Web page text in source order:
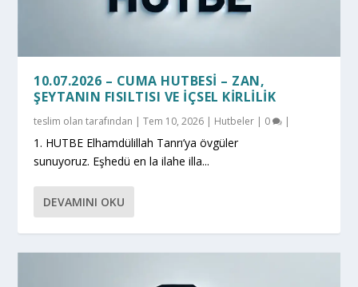
10.07.2026 – CUMA HUTBESI – ZAN,
ŞEYTANIN FISILTISI VE İÇSEL KİRLİLİK
teslim olan tarafından |Tem 10, 2026 | Hutbeler | 0 |
1. HUTBE Elhamdülillah Tanrı’ya övgüler
sunuyoruz. Eşhedü en la ilahe illa...
DEVAMINI OKU